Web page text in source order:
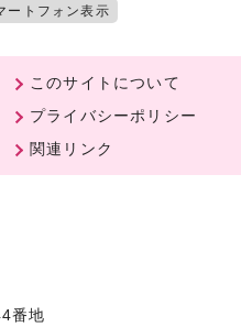
ートフォン表示
このサイトについて
プライバシーポリシー
関連リンク
番地